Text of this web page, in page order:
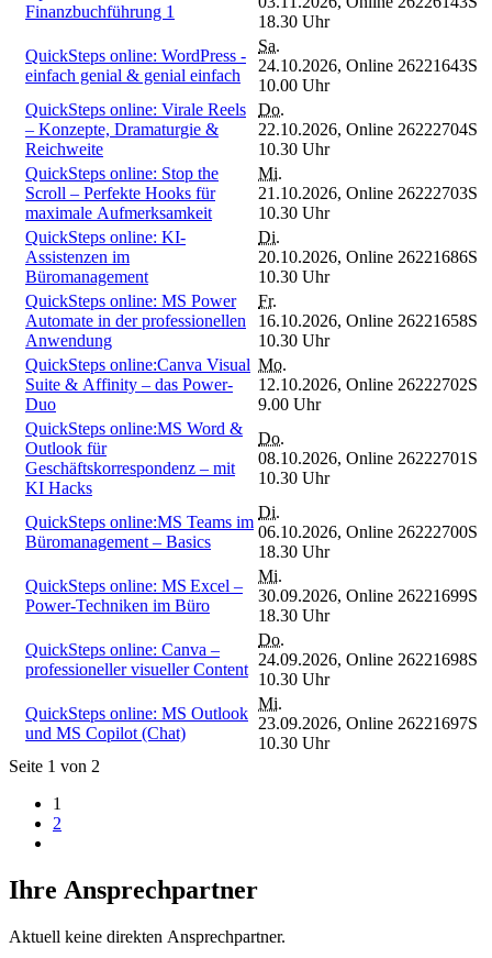
Finanzbuchführung 1
18.30 Uhr
QuickSteps online: WordPress -
einfach genial & genial einfach
Sa.
24.10.2026,
10.00 Uhr
Online 26221643S
QuickSteps online: Virale Reels
– Konzepte, Dramaturgie &
Reichweite
Do.
22.10.2026,
10.30 Uhr
Online 26222704S
QuickSteps online: Stop the
Scroll – Perfekte Hooks für
maximale Aufmerksamkeit
Mi.
21.10.2026,
10.30 Uhr
Online 26222703S
QuickSteps online: KI-
Assistenzen im
Büromanagement
Di.
20.10.2026,
10.30 Uhr
Online 26221686S
QuickSteps online: MS Power
Automate in der professionellen
Anwendung
Fr.
16.10.2026,
10.30 Uhr
Online 26221658S
QuickSteps online:Canva Visual
Suite & Affinity – das Power-
Duo
Mo.
12.10.2026,
9.00 Uhr
Online 26222702S
QuickSteps online:MS Word &
Outlook für
Geschäftskorrespondenz – mit
KI Hacks
Do.
08.10.2026,
10.30 Uhr
Online 26222701S
QuickSteps online:MS Teams im
Büromanagement – Basics
Di.
06.10.2026,
18.30 Uhr
Online 26222700S
QuickSteps online: MS Excel –
Power-Techniken im Büro
Mi.
30.09.2026,
18.30 Uhr
Online 26221699S
QuickSteps online: Canva –
professioneller visueller Content
Do.
24.09.2026,
10.30 Uhr
Online 26221698S
QuickSteps online: MS Outlook
und MS Copilot (Chat)
Mi.
23.09.2026,
10.30 Uhr
Online 26221697S
Seite 1 von 2
1
2
Ihre Ansprechpartner
Aktuell keine direkten Ansprechpartner.